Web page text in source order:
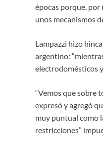
épocas porque, por
unos mecanismos
Lampazzi hizo
argentino:
electrodomésticos
“Vemos que sobre
expresó y agregó
muy puntual como
restricciones”